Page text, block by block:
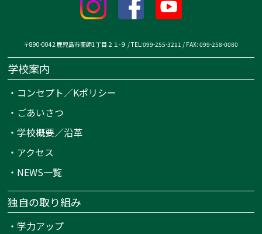
〒890-0042 鹿児島市薬師1丁目２１-９ / TEL:099-255-3211 / FAX: 099-258-0080
学校案内
・ コンセプト／Kポリシー
・ ごあいさつ
・学校概要／沿革
・ アクセス
・ NEWS一覧
独自の取り組み
・学力アップ